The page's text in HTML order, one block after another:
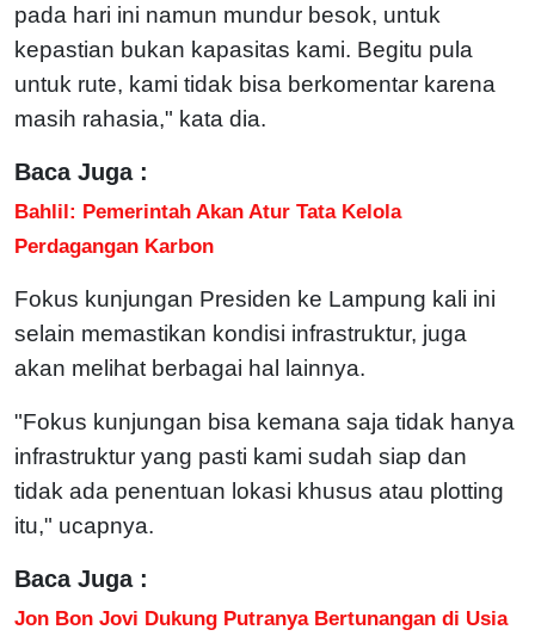
pada hari ini namun mundur besok, untuk
kepastian bukan kapasitas kami. Begitu pula
untuk rute, kami tidak bisa berkomentar karena
masih rahasia," kata dia.
Baca Juga :
Bahlil: Pemerintah Akan Atur Tata Kelola
Perdagangan Karbon
Fokus kunjungan Presiden ke Lampung kali ini
selain memastikan kondisi infrastruktur, juga
akan melihat berbagai hal lainnya.
"Fokus kunjungan bisa kemana saja tidak hanya
infrastruktur yang pasti kami sudah siap dan
tidak ada penentuan lokasi khusus atau plotting
itu," ucapnya.
Baca Juga :
Jon Bon Jovi Dukung Putranya Bertunangan di Usia